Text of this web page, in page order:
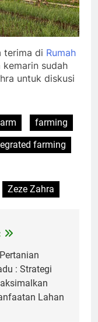
terima di Rumah
kemarin sudah
untuk diskusi
farming
farming
Zeze Zahra
: Strategi
Lahan